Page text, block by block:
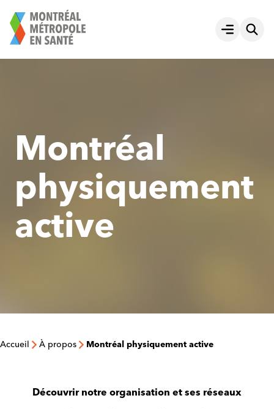
au
contenu
Ouvrir le
Montréal
physiquement
active
Accueil À propos Montréal physiquement active
Découvrir notre organisation et ses réseaux